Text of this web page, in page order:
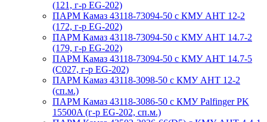
(121, г-р EG-202)
ПАРМ Камаз 43118-73094-50 с КМУ АНТ 12-2
(172, г-р EG-202)
ПАРМ Камаз 43118-73094-50 с КМУ АНТ 14.7-2
(179, г-р EG-202)
ПАРМ Камаз 43118-73094-50 с КМУ АНТ 14.7-5
(С027, г-р EG-202)
ПАРМ Камаз 43118-3098-50 с КМУ АНТ 12-2
(сп.м.)
ПАРМ Камаз 43118-3086-50 с КМУ Palfinger PK
15500A (г-р EG-202, сп.м.)